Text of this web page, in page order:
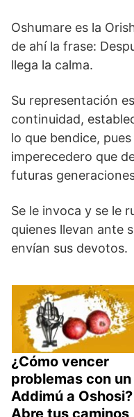
Oshumare es la
de ahí la frase:
llega la calma.
Su representación
continuidad,
lo que bendice,
imperecedero que
futuras
Se le invoca y se le
quienes llevan ante
envían sus devotos.
¿Cómo vencer
problemas con un
Addimú a Oshosi?
Abre tus caminos